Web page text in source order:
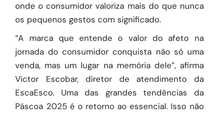
onde o consumidor valoriza mais do que nunca
os pequenos gestos com significado.
“A marca que entende o valor do afeto na
jornada do consumidor conquista não só uma
venda, mas um lugar na memória dele”, afirma
Victor Escobar, diretor de atendimento da
EscaEsco. Uma das grandes tendências da
Páscoa 2025 é o retorno ao essencial. Isso não